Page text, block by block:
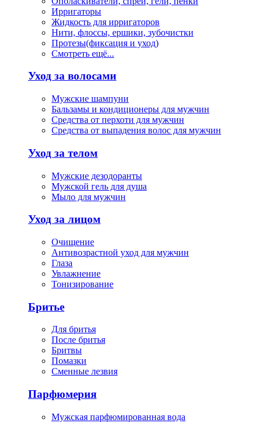
Ирригаторы
Жидкость для ирригаторов
Нити, флосcы, ершики, зубочистки
Протезы(фиксация и уход)
Смотреть ещё...
Уход за волосами
Мужские шампуни
Бальзамы и кондиционеры для мужчин
Средства от перхоти для мужчин
Средства от выпадения волос для мужчин
Уход за телом
Мужские дезодоранты
Мужской гель для душа
Мыло для мужчин
Уход за лицом
Очищение
Антивозрастной уход для мужчин
Глаза
Увлажнение
Тонизирование
Бритье
Для бритья
После бритья
Бритвы
Помазки
Сменные лезвия
Парфюмерия
Мужская парфюмированная вода